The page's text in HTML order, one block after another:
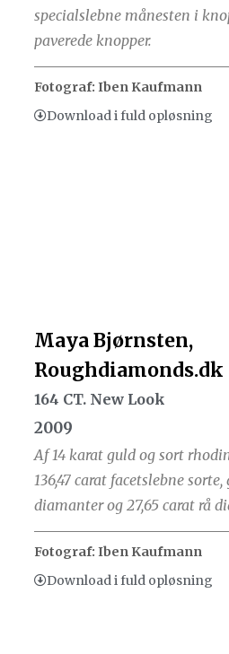
specialslebne månesten i
paverede knopper.
Fotograf: Iben Kaufmann
Download i fuld opløsning
Maya Bjørnsten,
Roughdiamonds.dk
164 CT. New Look
2009
Af 14 karat guld og sort
136,47 carat facetslebne
diamanter og 27,65 carat rå
Fotograf: Iben Kaufmann
Download i fuld opløsning